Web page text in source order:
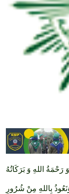
رَحْمَةُ اللهِ وَ بَرَكَاتُهُ
بِاللهِ مِنْ شُرُورِ